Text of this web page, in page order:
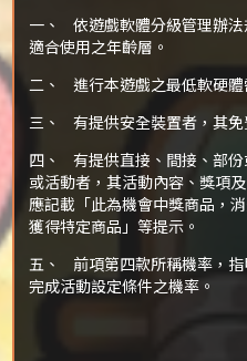
一、 依遊戲軟體分級管理辦
適合使用之年齡層。
二、 進行本遊戲之最低軟硬體
三、 有提供安全裝置者，其免
四、 有提供直接、間接、部
或活動者，其活動內容、獎項
應記載「此為機會中獎商品，
獲得特定商品」等提示。
五、 前項第四款所稱機率，
完成活動設定條件之機率。